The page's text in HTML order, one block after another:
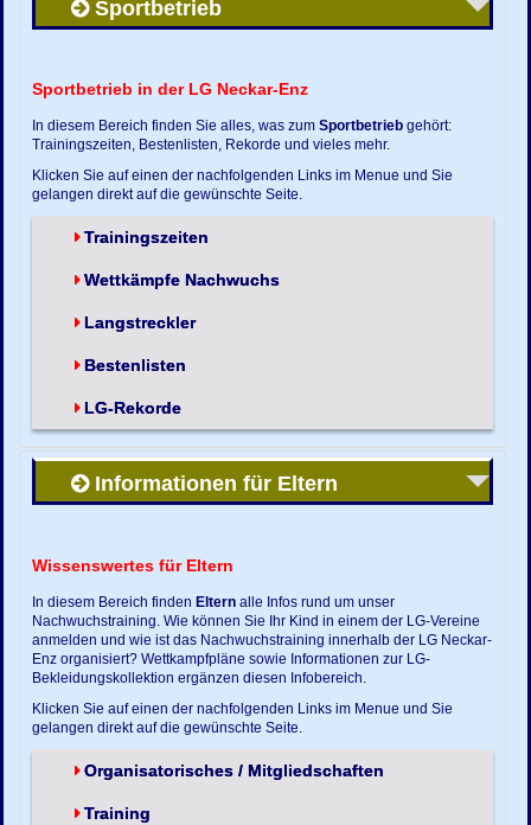
Sportbetrieb
Sportbetrieb in der LG Neckar-Enz
In diesem Bereich finden Sie alles, was zumSportbetrieb gehört:
Trainingszeiten, Bestenlisten, Rekorde und vieles mehr.
Klicken Sie auf einen der nachfolgenden Links im Menue und Sie
gelangen direkt auf die gewünschte Seite.
Trainingszeiten
Wettkämpfe Nachwuchs
Langstreckler
Bestenlisten
LG-Rekorde
Informationen für Eltern
Wissenswertes für Eltern
In diesem Bereich finden Eltern alle Infos rund um unser
Nachwuchstraining. Wie können Sie Ihr Kind in einem der LG-Vereine
anmelden und wie ist das Nachwuchstraining innerhalb der LG Neckar-
Enz organisiert? Wettkampfpläne sowie Informationen zur LG-
Bekleidungskollektion ergänzen diesen Infobereich.
Klicken Sie auf einen der nachfolgenden Links im Menue und Sie
gelangen direkt auf die gewünschte Seite.
Organisatorisches / Mitgliedschaften
Training